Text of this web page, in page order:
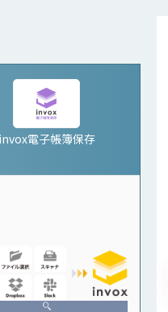
invox電子帳簿保存